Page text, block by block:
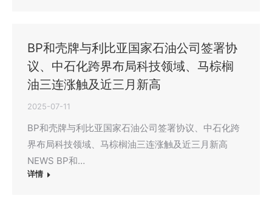
BP和壳牌与利比亚国家石油公司签署协
议、中石化跨界布局科技领域、马棕榈
油三连涨触及近三月新高
2025-07-11
BP和壳牌与利比亚国家石油公司签署协议、中石化跨
界布局科技领域、马棕榈油三连涨触及近三月新高
NEWS BP和…
详情